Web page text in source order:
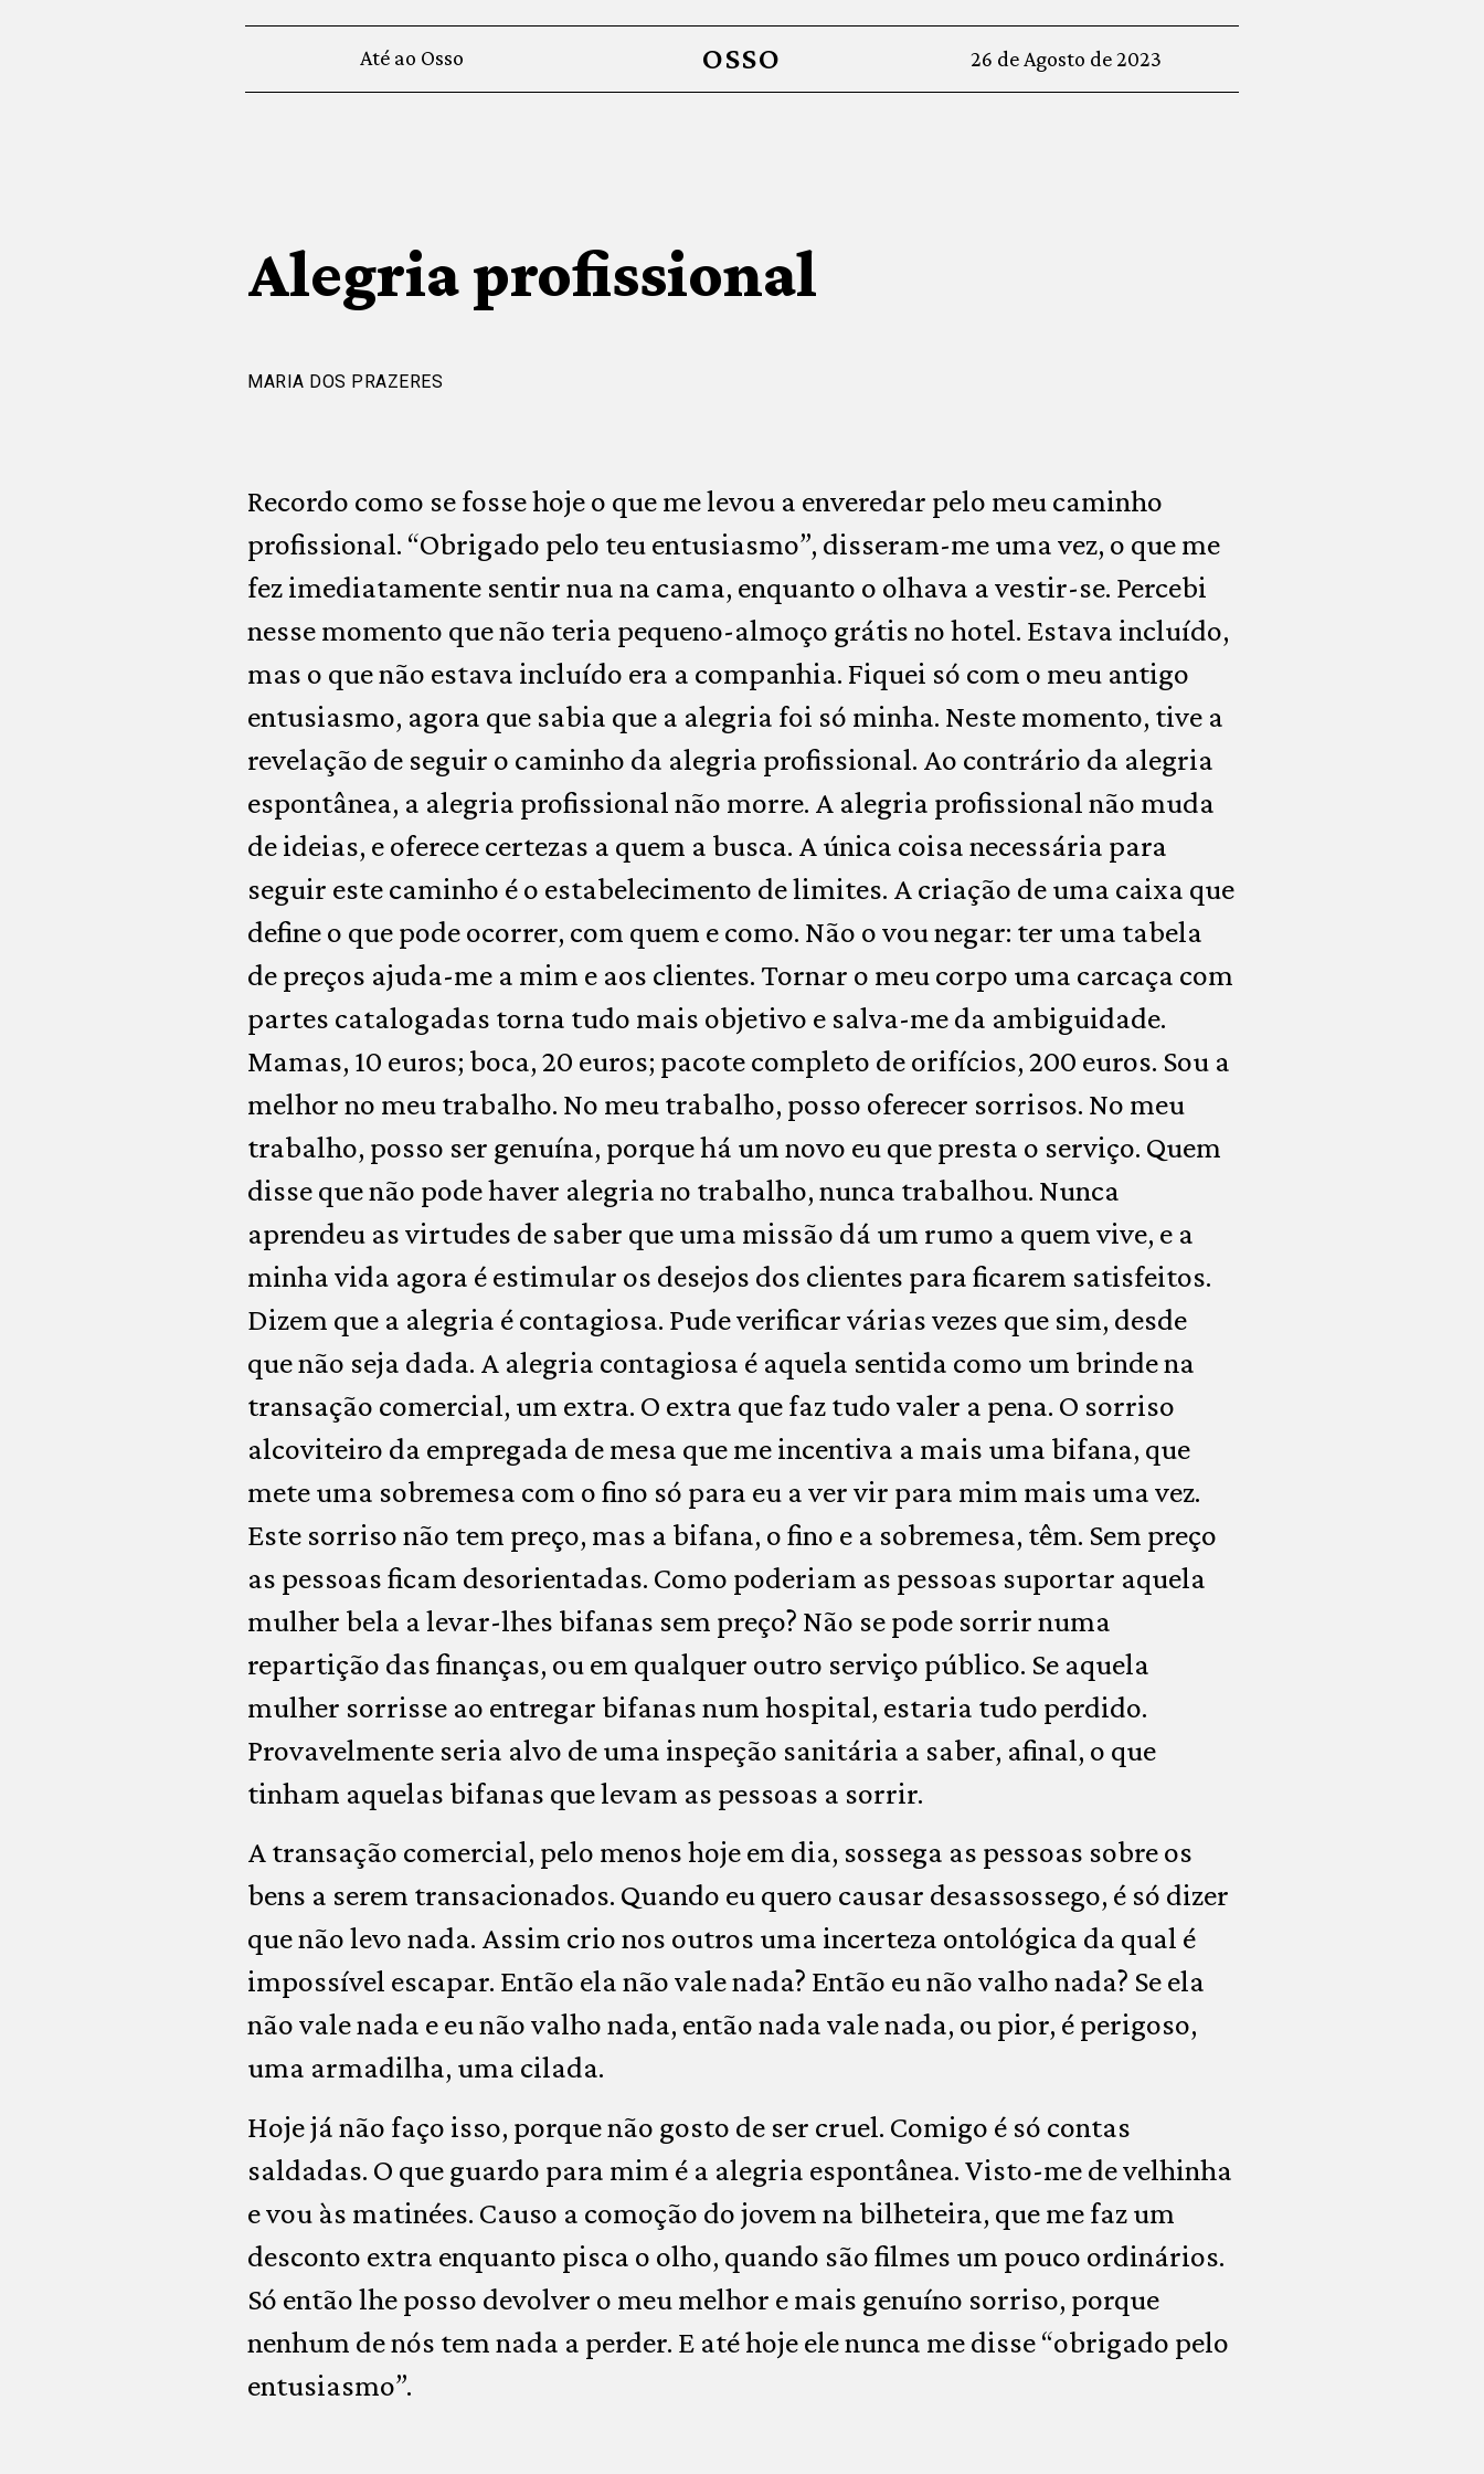
Até ao Osso OSSO 26 de Agosto de 2023
Alegria profissional
MARIA DOS PRAZERES
Recordo como se fosse hoje o que me levou a enveredar pelo meu caminho
profissional. “Obrigado pelo teu entusiasmo”, disseram-me uma vez, o que me
fez imediatamente sentir nua na cama, enquanto o olhava a vestir-se. Percebi
nesse momento que não teria pequeno-almoço grátis no hotel. Estava incluído,
mas o que não estava incluído era a companhia. Fiquei só com o meu antigo
entusiasmo, agora que sabia que a alegria foi só minha. Neste momento, tive a
revelação de seguir o caminho da alegria profissional. Ao contrário da alegria
espontânea, a alegria profissional não morre. A alegria profissional não muda
de ideias, e oferece certezas a quem a busca. A única coisa necessária para
seguir este caminho é o estabelecimento de limites. A criação de uma caixa que
define o que pode ocorrer, com quem e como. Não o vou negar: ter uma tabela
de preços ajuda-me a mim e aos clientes. Tornar o meu corpo uma carcaça com
partes catalogadas torna tudo mais objetivo e salva-me da ambiguidade.
Mamas, 10 euros; boca, 20 euros; pacote completo de orifícios, 200 euros. Sou a
melhor no meu trabalho. No meu trabalho, posso oferecer sorrisos. No meu
trabalho, posso ser genuína, porque há um novo eu que presta o serviço. Quem
disse que não pode haver alegria no trabalho, nunca trabalhou. Nunca
aprendeu as virtudes de saber que uma missão dá um rumo a quem vive, e a
minha vida agora é estimular os desejos dos clientes para ficarem satisfeitos.
Dizem que a alegria é contagiosa. Pude verificar várias vezes que sim, desde
que não seja dada. A alegria contagiosa é aquela sentida como um brinde na
transação comercial, um extra. O extra que faz tudo valer a pena. O sorriso
alcoviteiro da empregada de mesa que me incentiva a mais uma bifana, que
mete uma sobremesa com o fino só para eu a ver vir para mim mais uma vez.
Este sorriso não tem preço, mas a bifana, o fino e a sobremesa, têm. Sem preço
as pessoas ficam desorientadas. Como poderiam as pessoas suportar aquela
mulher bela a levar-lhes bifanas sem preço? Não se pode sorrir numa
repartição das finanças, ou em qualquer outro serviço público. Se aquela
mulher sorrisse ao entregar bifanas num hospital, estaria tudo perdido.
Provavelmente seria alvo de uma inspeção sanitária a saber, afinal, o que
tinham aquelas bifanas que levam as pessoas a sorrir.
A transação comercial, pelo menos hoje em dia, sossega as pessoas sobre os
bens a serem transacionados. Quando eu quero causar desassossego, é só dizer
que não levo nada. Assim crio nos outros uma incerteza ontológica da qual é
impossível escapar. Então ela não vale nada? Então eu não valho nada? Se ela
não vale nada e eu não valho nada, então nada vale nada, ou pior, é perigoso,
uma armadilha, uma cilada.
Hoje já não faço isso, porque não gosto de ser cruel. Comigo é só contas
saldadas. O que guardo para mim é a alegria espontânea. Visto-me de velhinha
e vou às matinées. Causo a comoção do jovem na bilheteira, que me faz um
desconto extra enquanto pisca o olho, quando são filmes um pouco ordinários.
Só então lhe posso devolver o meu melhor e mais genuíno sorriso, porque
nenhum de nós tem nada a perder. E até hoje ele nunca me disse “obrigado pelo
entusiasmo”.